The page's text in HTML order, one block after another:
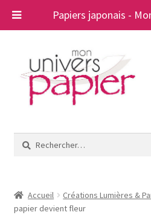
Papiers japonais -
navigation
contenu
A propos
Rechercher :
Accueil Créations Lumières &
papier devient fleur